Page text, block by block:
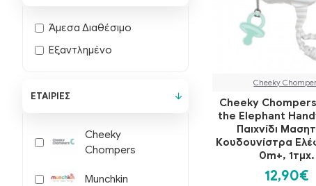
ΕΤΑΙΡΊΕΣ
Cheeky
Chompers
Munchkin
Άμεσα Διαθέσιμο
Εξαντλημένο
Cheeky
Cheeky
the Elephant
Παιχνίδι
Κουδουνίστρα
0m+, 1τμχ.
12,90€